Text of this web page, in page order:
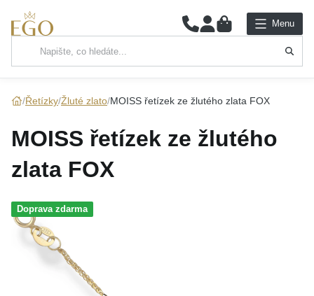
0 Menu
Hlavní kategorie
PRSTENY
NÁUŠNICE
Řetízky Žluté zlato MOISS řetízek ze žlutého zlata FOX
MOISS řetízek ze žlutého
zlata FOX
Doprava zdarma